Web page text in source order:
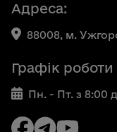
Адреса:
88008, м.
Графік роботи
Пн. - Пт. з 8:00